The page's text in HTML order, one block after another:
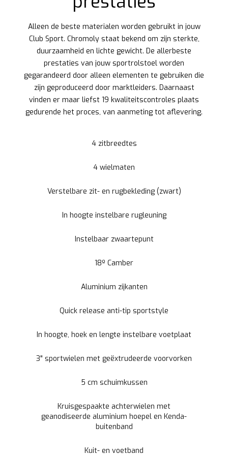
Alleen de beste materialen worden gebruikt in jouw
Club Sport. Chromoly staat bekend om zijn sterkte,
duurzaamheid en lichte gewicht. De allerbeste
prestaties van jouw sportrolstoel worden
gegarandeerd door alleen elementen te gebruiken die
zijn geproduceerd door marktleiders. Daarnaast
vinden er maar liefst 19 kwaliteitscontroles plaats
gedurende het proces, van aanmeting tot aflevering.
4 zitbreedtes
4 wielmaten
Verstelbare zit- en rugbekleding (zwart)
In hoogte instelbare rugleuning
Instelbaar zwaartepunt
18º Camber
Aluminium zijkanten
Quick release anti-tip sportstyle
In hoogte, hoek en lengte instelbare voetplaat
3" sportwielen met geëxtrudeerde voorvorken
5 cm schuimkussen
Kruisgespaakte achterwielen met
geanodiseerde aluminium hoepel en Kenda-
buitenband
Kuit- en voetband